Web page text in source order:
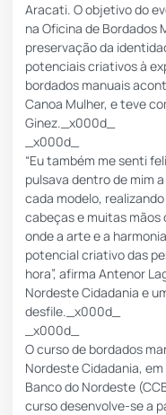
Aracati. O objetivo do
na Oficina de Bordados
preservação da
potenciais criativos à
bordados manuais
Canoa Mulher, e teve
Ginez._x000d_
_x000d_
“Eu também me senti
pulsava dentro de mim
cada modelo,
cabeças e muitas mãos
onde a arte e a
potencial criativo das
hora”, afirma Antenor
Nordeste Cidadania e
desfile._x000d_
_x000d_
O curso de bordados
Nordeste Cidadania,
Banco do Nordeste
curso desenvolve-se a